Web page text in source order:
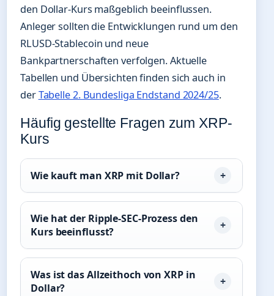
den Dollar-Kurs maßgeblich beeinflussen.
Anleger sollten die Entwicklungen rund um den
RLUSD-Stablecoin und neue
Bankpartnerschaften verfolgen. Aktuelle
Tabellen und Übersichten finden sich auch in
derTabelle 2. Bundesliga Endstand 2024/25.
Häufig gestellte Fragen zum XRP-
Kurs
Wie kauft man XRP mit Dollar?
Wie hat der Ripple-SEC-Prozess den
Kurs beeinflusst?
Was ist das Allzeithoch von XRP in
Dollar?